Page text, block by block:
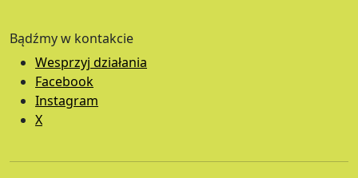
Bądźmy w kontakcie
Wesprzyj działania
Facebook
Instagram
X